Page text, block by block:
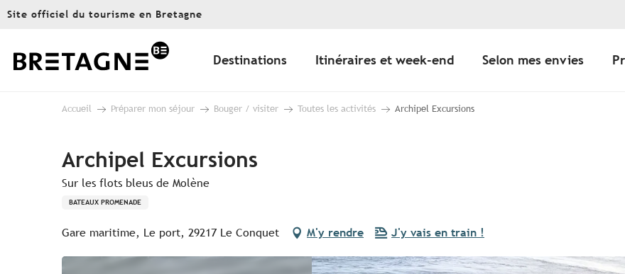
Aller
principal
Site officiel du tourisme en Bretagne
Destinations Itinéraires et week-end Selon mes envies
Accueil Préparer mon séjour Bouger / visiter Toutes les activités Archipel Excursions
Archipel Excursions
Sur les flots bleus de Molène
BATEAUX PROMENADE
Gare maritime, Le port, 29217 Le Conquet M'y rendre J'y vais en train !